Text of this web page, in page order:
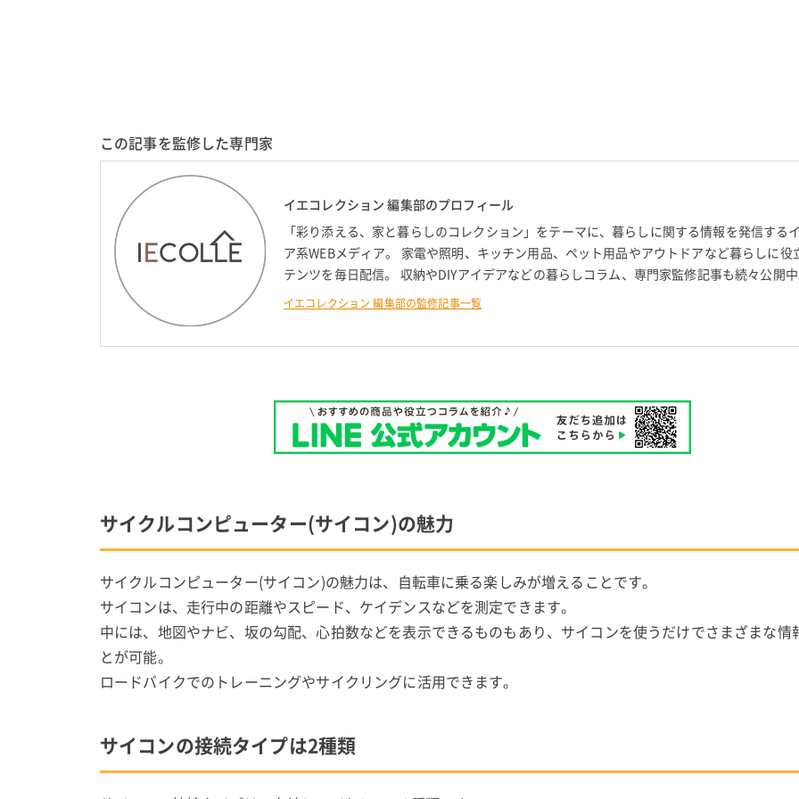
この記事を監修した専門家
イエコレクション 編集部のプロフィール
「彩り添える、家と暮らしのコレクション」をテーマに、暮らしに関する情報を発信する
ア系WEBメディア。 家電や照明、キッチン用品、ペット用品やアウトドアなど暮らしに役
テンツを毎日配信。 収納やDIYアイデアなどの暮らしコラム、専門家監修記事も続々公開中
イエコレクション 編集部の監修記事一覧
サイクルコンピューター(サイコン)の魅力
サイクルコンピューター(サイコン)の魅力は、自転車に乗る楽しみが増えることです。
サイコンは、走行中の距離やスピード、ケイデンスなどを測定できます。
中には、地図やナビ、坂の勾配、心拍数などを表示できるものもあり、サイコンを使うだけでさまざまな情
とが可能。
ロードバイクでのトレーニングやサイクリングに活用できます。
サイコンの接続タイプは2種類